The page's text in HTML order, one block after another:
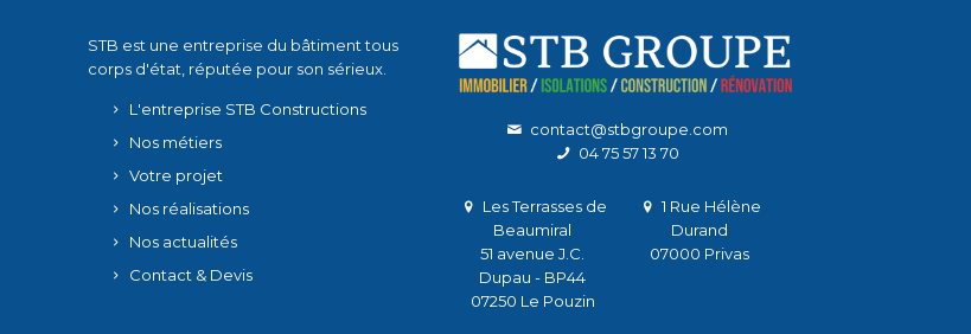
STB est une entreprise du bâtiment tous
corps d'état, réputée pour son sérieux.
L'entreprise STB Constructions
Nos métiers
Votre projet
Nos réalisations
Nos actualités
Contact & Devis
contact@stbgroupe.com
04 75 57 13 70
Les Terrasses de
Beaumiral
51 avenue J.C.
Dupau - BP44
07250 Le Pouzin
1 Rue Hélène
Durand
07000 Privas